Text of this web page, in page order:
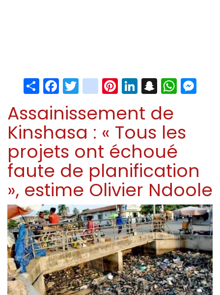
ShareFacebook
Twitter
instagram
Pinterest
LinkedIn
Snapchat
Assainissement de
Kinshasa : « Tous les
projets ont échoué
faute de planification
», estime Olivier Ndoole